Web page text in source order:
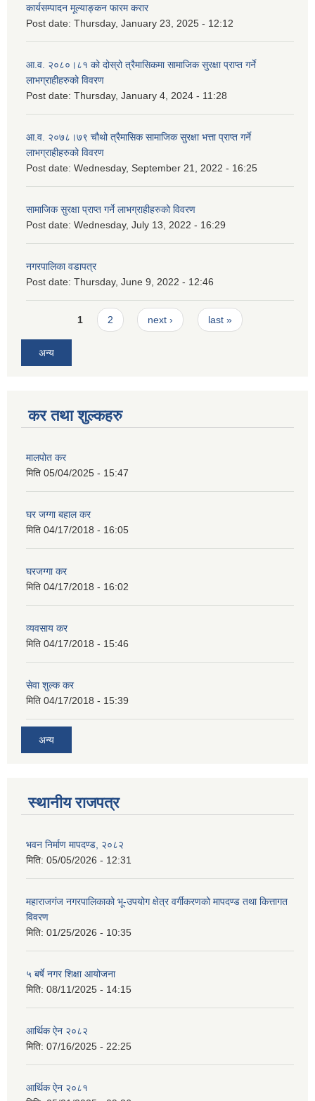
कार्यसम्पादन मूल्याङ्कन फारम करार
Post date: Thursday, January 23, 2025 - 12:12
आ.व. २०८०।८१ को दोस्रो त्रैमासिकमा सामाजिक सुरक्षा प्राप्त गर्ने
लाभग्राहीहरुको विवरण
Post date: Thursday, January 4, 2024 - 11:28
आ.व. २०७८।७९ चौथो त्रैमासिक सामाजिक सुरक्षा भत्ता प्राप्त गर्ने
लाभग्राहीहरुको विवरण
Post date: Wednesday, September 21, 2022 - 16:25
सामाजिक सुरक्षा प्राप्त गर्ने लाभग्राहीहरुको विवरण
Post date: Wednesday, July 13, 2022 - 16:29
नगरपालिका वडापत्र
Post date: Thursday, June 9, 2022 - 12:46
Pages1 2 next › last »
अन्य
कर तथा शुल्कहरु
मालपोत कर
मिति 05/04/2025 - 15:47
घर जग्गा बहाल कर
मिति 04/17/2018 - 16:05
घरजग्गा कर
मिति 04/17/2018 - 16:02
व्यवसाय कर
मिति 04/17/2018 - 15:46
सेवा शुल्क कर
मिति 04/17/2018 - 15:39
अन्य
स्थानीय राजपत्र
भवन निर्माण मापदण्ड, २०८२
मिति: 05/05/2026 - 12:31
महाराजगंज नगरपालिकाको भू-उपयोग क्षेत्र वर्गीकरणको मापदण्ड तथा कित्तागत
विवरण
मिति: 01/25/2026 - 10:35
५ बर्षे नगर शिक्षा आयोजना
मिति: 08/11/2025 - 14:15
आर्थिक ऐन २०८२
मिति: 07/16/2025 - 22:25
आर्थिक ऐन २०८१